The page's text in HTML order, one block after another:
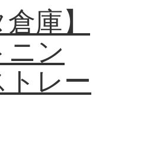
庫】
ニン
レー